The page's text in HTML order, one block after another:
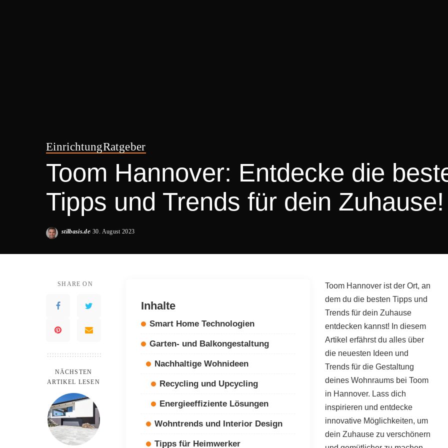
EinrichtungRatgeber
Toom Hannover: Entdecke die
Tipps und Trends für dein Zuhause!
Posted
stilbasis.de 30. August 2023
SHARE ON
NÄCHSTEN
ARTIKEL LESEN
Inhalte
Smart Home Technologien
Garten- und Balkongestaltung
Nachhaltige Wohnideen
Recycling und Upcycling
Energieeffiziente Lösungen
Wohntrends und Interior Design
Tipps für Heimwerker
Toom Hannover ist der Ort, an
dem du die besten Tipps und
Trends für dein Zuhause
entdecken kannst! In diesem
Artikel erfährst du alles über
die neuesten Ideen und
Trends für die Gestaltung
deines Wohnraums bei Toom
in Hannover. Lass dich
inspirieren und entdecke
innovative Möglichkeiten, um
dein Zuhause zu verschönern